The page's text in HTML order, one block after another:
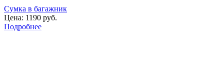
Сумка в багажник
Цена: 1190 руб.
Подробнее